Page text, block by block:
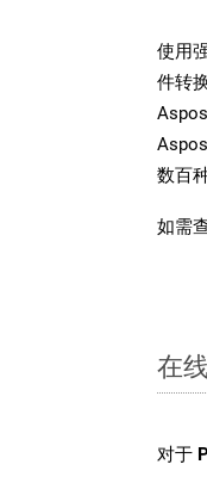
使用
件转
数百
如需
在
对于